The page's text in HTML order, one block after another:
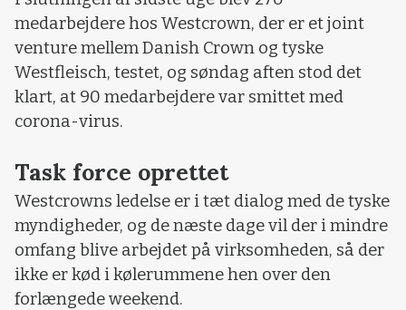
medarbejdere hos Westcrown, der er et joint
venture mellem Danish Crown og tyske
Westfleisch, testet, og søndag aften stod det
klart, at 90 medarbejdere var smittet med
corona-virus.
Task force oprettet
Westcrowns ledelse er i tæt dialog med de tyske
myndigheder, og de næste dage vil der i mindre
omfang blive arbejdet på virksomheden, så der
ikke er kød i kølerummene hen over den
forlængede weekend.